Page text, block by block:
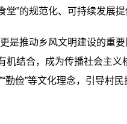
”的规范化、可持续发展提
推动乡风文明建设的重要
结合，成为传播社会主
勤俭”等文化理念，引导村